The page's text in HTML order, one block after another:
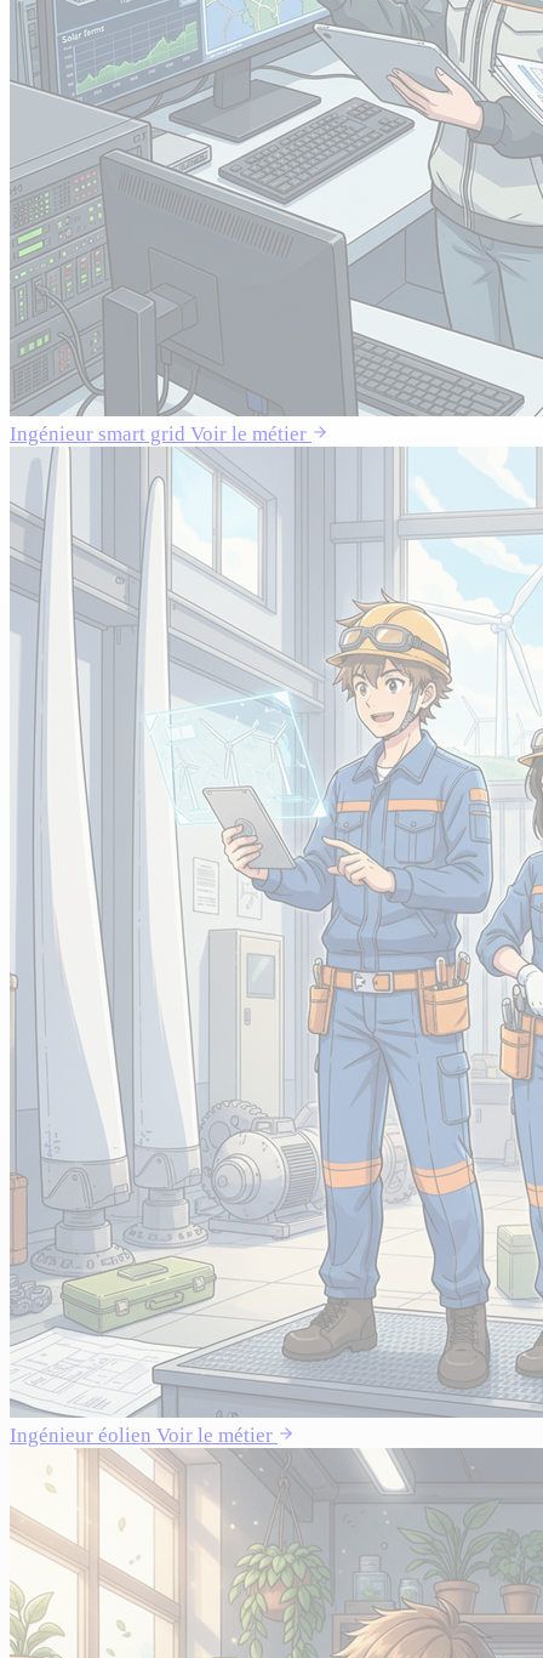
Ingénieur smart grid Voir le métier
Ingénieur éolien Voir le métier